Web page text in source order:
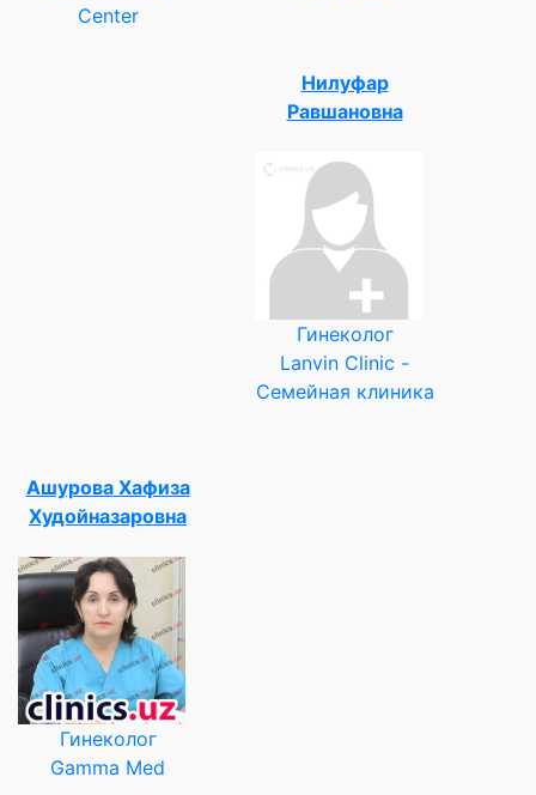
Center
Нилуфар
Равшановна
Гинеколог
Lanvin Clinic -
Семейная клиника
Ашурова Хафиза
Худойназаровна
Гинеколог
Gamma Med